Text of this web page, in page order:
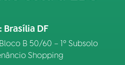
Brasília DF
B 50/60 – 1º Subsolo
Shopping